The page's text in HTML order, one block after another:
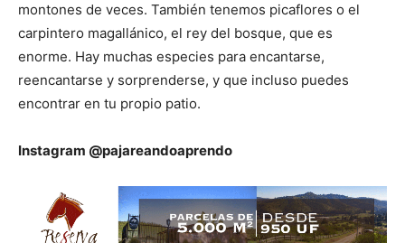
montones de veces. También tenemos picaflores o el
carpintero magallánico, el rey del bosque, que es
enorme. Hay muchas especies para encantarse,
reencantarse y sorprenderse, y que incluso puedes
encontrar en tu propio patio.
Instagram @pajareandoaprendo